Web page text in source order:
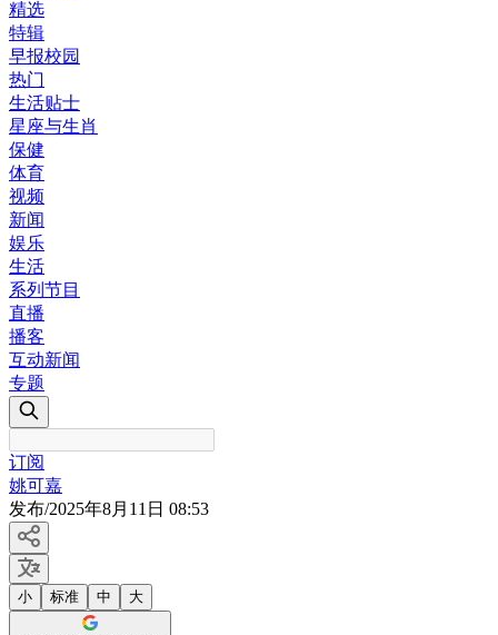
精选
特辑
早报校园
热门
生活贴士
星座与生肖
保健
体育
视频
新闻
娱乐
生活
系列节目
直播
播客
互动新闻
专题
订阅
姚可嘉
发布/2025年8月11日 08:53
小 标准 中 大